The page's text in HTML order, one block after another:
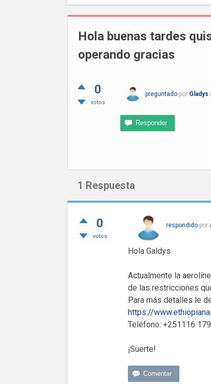
Hola buenas tardes
operando gracias
0
votos
preguntado por Gladys (
1 Respuesta
0
votos
respondido por
Hola Galdys
Actualmente la
de las restricciones
Para más detalles le
https://
Teléfono: +251116
¡Suerte!